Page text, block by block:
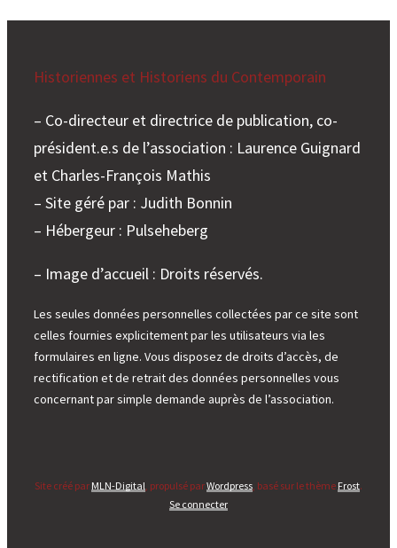
Historiennes et Historiens du Contemporain
– Co-directeur et directrice de publication, co-
président.e.s de l’association : Laurence Guignard
et Charles-François Mathis
– Site géré par : Judith Bonnin
– Hébergeur : Pulseheberg
– Image d’accueil : Droits réservés.
Les seules données personnelles collectées par ce site sont
celles fournies explicitement par les utilisateurs via les
formulaires en ligne. Vous disposez de droits d’accès, de
rectification et de retrait des données personnelles vous
concernant par simple demande auprès de l’association.
Site créé par MLN-Digital , propulsé parWordpress , basé sur le thème Frost.
Se connecter